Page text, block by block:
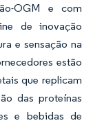
OGM e com
de inovação
e sensação na
estão
que replicam
das proteínas
e bebidas de